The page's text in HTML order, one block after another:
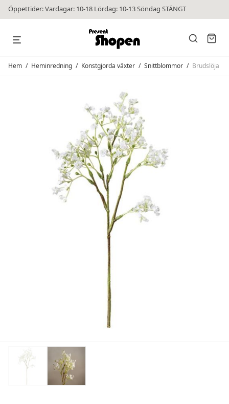
Öppettider: Vardagar: 10-18 Lördag: 10-13 Söndag STÄNGT
Hem / Heminredning / Konstgjorda växter / Snittblommor / Brudslöja